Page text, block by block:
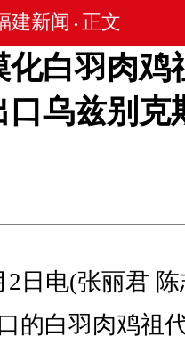
建新闻 • 正文
化白羽肉鸡
乌兹别克
电(张丽君 陈
的白羽肉鸡祖